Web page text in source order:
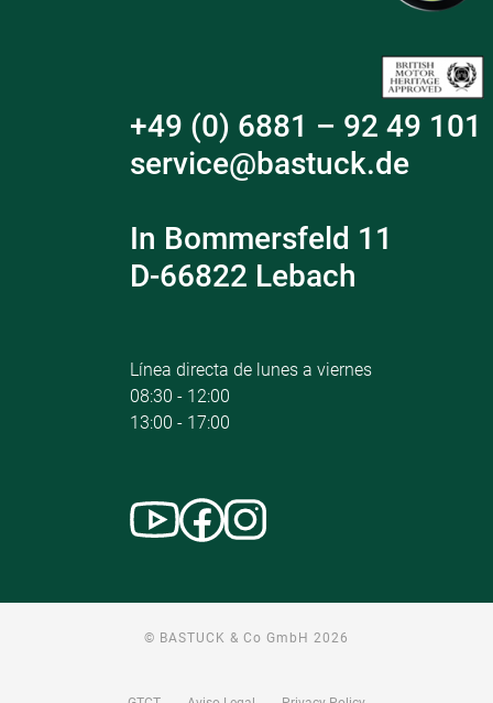
+49 (0) 6881 – 92 49 101
service@bastuck.de
In Bommersfeld 11
D-66822 Lebach
Línea directa de lunes a viernes
08:30 - 12:00
13:00 - 17:00
© BASTUCK & Co GmbH 2026